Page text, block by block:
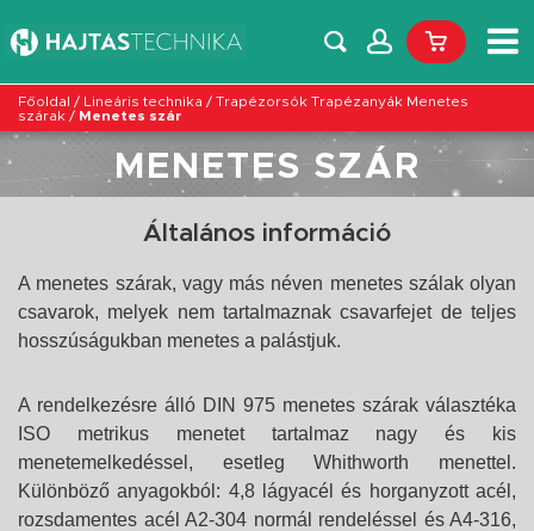
Főoldal / Lineáris technika / Trapézorsók Trapézanyák Menetes
szárak / Menetes szár
MENETES SZÁR
Általános információ
A menetes szárak, vagy más néven menetes szálak olyan
csavarok, melyek nem tartalmaznak csavarfejet de teljes
hosszúságukban menetes a palástjuk.
A rendelkezésre álló DIN 975 menetes szárak választéka
ISO metrikus menetet tartalmaz nagy és kis
menetemelkedéssel, esetleg Whithworth menettel.
Különböző anyagokból: 4,8 lágyacél és horganyzott acél,
rozsdamentes acél A2-304 normál rendeléssel és A4-316,